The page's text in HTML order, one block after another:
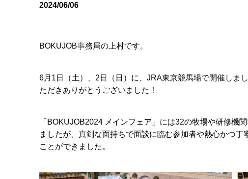
2024/06/06
BOKUJOB事務局の上村です。
6月 1 日（土）、 2 日（日）に、 JRA東京競馬場で開催しまし
ただきありがとうございました！
「 BOKUJOB2024 メインフェア」には32の牧場や研修機関
ましたが、真剣な面持ちで面談に臨む参加者や熱心かつ
ことができました。